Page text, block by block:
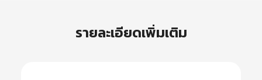
รายละเอียดเพิ่มเติม